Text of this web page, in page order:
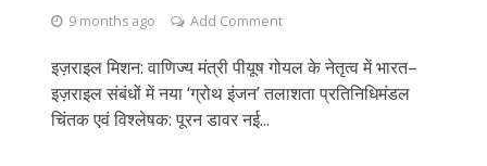
9 months ago Add Comment
इज़राइल मिशन: वाणिज्य मंत्री पीयूष गोयल के नेतृत्व में भारत–
इज़राइल संबंधों में नया ‘ग्रोथ इंजन’ तलाशता प्रतिनिधिमंडल
चिंतक एवं विश्लेषक: पूरन डावर नई...